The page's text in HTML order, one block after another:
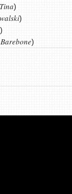
Tina)
)
)
)